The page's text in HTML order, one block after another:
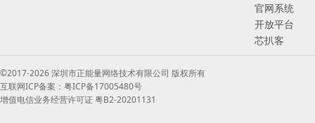
官网系统
开放平台
芯扒客
©2017-2026 深圳市正能量网络技术有限公司 版权所有
互联网ICP备案：粤ICP备17005480号
增值电信业务经营许可证 粤B2-20201131